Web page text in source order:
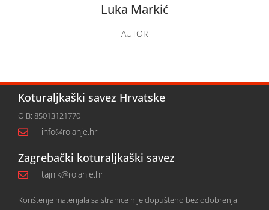
Luka Markić
AUTOR
Koturaljkaški savez Hrvatske
OIB: 85013121770
info@rolanje.hr
Zagrebački koturaljkaški savez
tajnik@rolanje.hr
Korištenje materijala sa stranice nije dopušteno bez odobrenja.